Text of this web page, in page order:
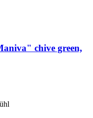
chive green,